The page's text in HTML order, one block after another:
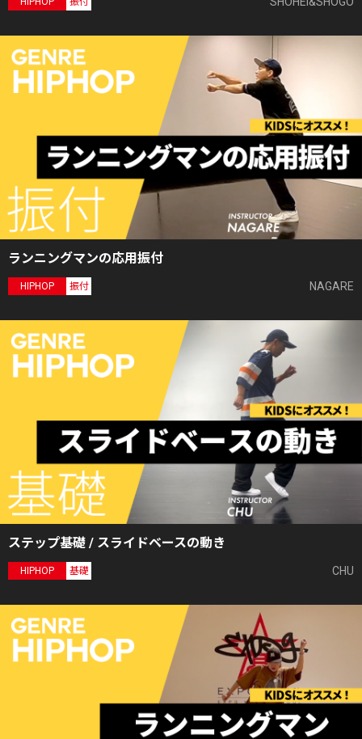
ランニングマンの応用振付
HIPHOP 振付 NAGARE
ステップ基礎 / スライドベースの動き
HIPHOP 基礎 CHU